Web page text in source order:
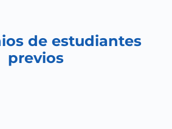
de estudiantes
previos